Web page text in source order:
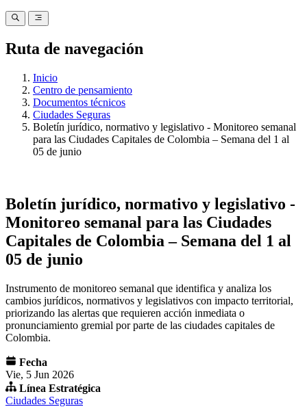
Ruta de navegación
Inicio
Centro de pensamiento
Documentos técnicos
Ciudades Seguras
Boletín jurídico, normativo y legislativo - Monitoreo semanal
para las Ciudades Capitales de Colombia – Semana del 1 al
05 de junio
Boletín jurídico, normativo y legislativo -
Monitoreo semanal para las Ciudades
Capitales de Colombia – Semana del 1 al
05 de junio
Instrumento de monitoreo semanal que identifica y analiza los
cambios jurídicos, normativos y legislativos con impacto territorial,
priorizando las alertas que requieren acción inmediata o
pronunciamiento gremial por parte de las ciudades capitales de
Colombia.
Fecha
Vie, 5 Jun 2026
Línea Estratégica
Ciudades Seguras